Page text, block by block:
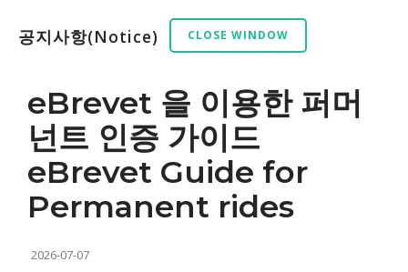
공지사항(Notice) CLOSE WINDOW
eBrevet 을 이용한 퍼머
넌트 인증 가이드
eBrevet Guide for
Permanent rides
2026-07-07